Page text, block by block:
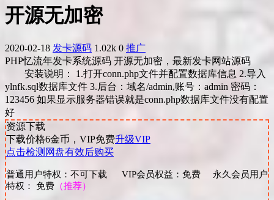
开源无加密
2020-02-18 发卡源码 1.02k 0 推广
PHP忆流年发卡系统源码 开源无加密，最新发卡网站源码
安装说明： 1.打开conn.php文件并配置数据库信息 2.导入
ylnfk.sql数据库文件 3.后台：域名/admin,账号：admin 密码：
123456 如果显示服务器错误就是conn.php数据库文件没有配置
好
资源下载
下载价格6金币，VIP免费升级VIP
点击检测网盘有效后购买
普通用户特权：不可下载 VIP会员权益：免费 永久会员用户
特权： 免费 （推荐）